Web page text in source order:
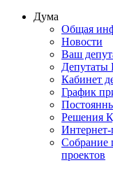
Дума
Общая
Новости
Ваш
Депутаты
Кабинет
График
Решения
Собрание
проектов